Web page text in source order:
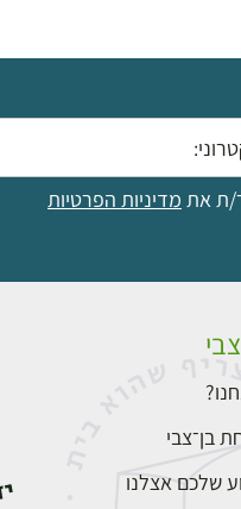
ת את מדיניות הפרטיות
בן־צבי
שלכם אצלנו